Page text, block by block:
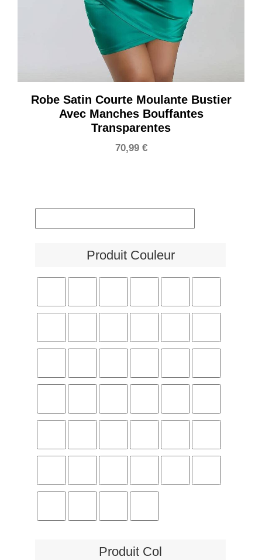
Robe Satin Courte Moulante Bustier
Avec Manches Bouffantes
Transparentes
70,99 €
Produit Couleur
Produit Col